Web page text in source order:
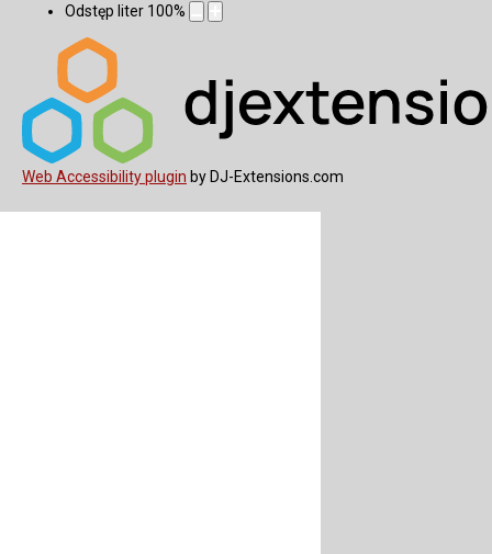
Odstęp liter 100%
Web Accessibility plugin by DJ-Extensions.com